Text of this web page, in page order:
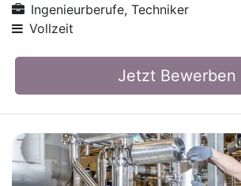
Ingenieurberufe, Techniker
Vollzeit
Jetzt Bewerben